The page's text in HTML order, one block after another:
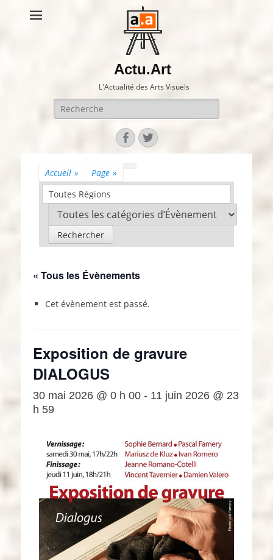
Actu.Art
L'Actualité des Arts Visuels
Recherche
pour:
Facebook
Twitter
Accueil » Page »
Toutes Régions
« Tous les Évènements
Cet évènement est passé.
Exposition de gravure
DIALOGUS
30 mai 2026 @ 0 h 00 - 11 juin 2026 @ 23
h 59